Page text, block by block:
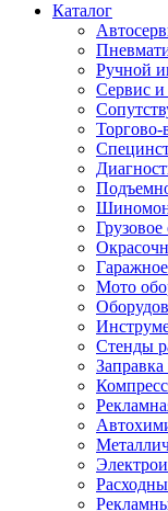
Каталог
Ручной
Сервис и
Торгово-
Мото
Стенды